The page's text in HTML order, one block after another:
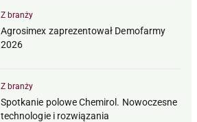
Z branży
Agrosimex zaprezentował Demofarmy
2026
Z branży
Spotkanie polowe Chemirol. Nowoczesne
technologie i rozwiązania